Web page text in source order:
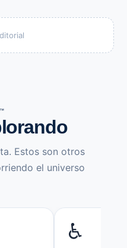
Estos son otros
el universo
♿